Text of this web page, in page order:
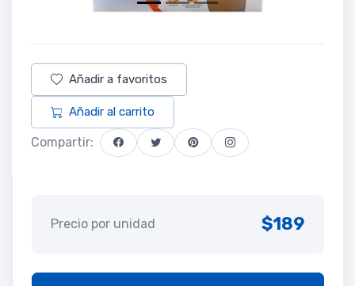
Añadir a favoritos
Añadir al carrito
Compartir:
Precio por unidad $189